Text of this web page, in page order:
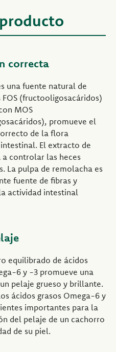
correcta
una fuente natural de
(fructooligosacáridos)
MOS
promueve el
de la flora
El extracto de
a controlar las heces
La pulpa de remolacha es
fuente de fibras y
actividad intestinal
equilibrado de ácidos
6 y -3 promueve una
pelaje grueso y brillante.
ácidos grasos Omega-6 y
importantes para la
del pelaje de un cachorro
de su piel.